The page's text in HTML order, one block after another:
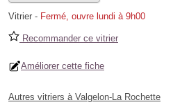
Vitrier - Fermé, ouvre lundi à 9h00
Recommander ce vitrier
Améliorer cette fiche
Autres vitriers à Valgelon-La Rochette